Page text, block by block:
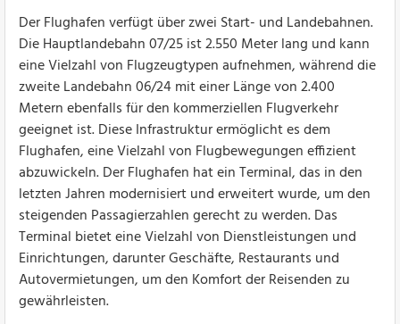
Der Flughafen verfügt über zwei Start- und Landebahnen.
Die Hauptlandebahn 07/25 ist 2.550 Meter lang und kann
eine Vielzahl von Flugzeugtypen aufnehmen, während die
zweite Landebahn 06/24 mit einer Länge von 2.400
Metern ebenfalls für den kommerziellen Flugverkehr
geeignet ist. Diese Infrastruktur ermöglicht es dem
Flughafen, eine Vielzahl von Flugbewegungen effizient
abzuwickeln. Der Flughafen hat ein Terminal, das in den
letzten Jahren modernisiert und erweitert wurde, um den
steigenden Passagierzahlen gerecht zu werden. Das
Terminal bietet eine Vielzahl von Dienstleistungen und
Einrichtungen, darunter Geschäfte, Restaurants und
Autovermietungen, um den Komfort der Reisenden zu
gewährleisten.